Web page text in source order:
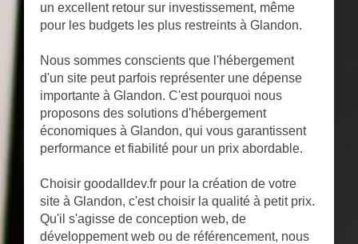
un excellent retour sur investissement, même
pour les budgets les plus restreints à Glandon.
Nous sommes conscients que l'hébergement
d'un site peut parfois représenter une dépense
importante à Glandon. C'est pourquoi nous
proposons des solutions d'hébergement
économiques à Glandon, qui vous garantissent
performance et fiabilité pour un prix abordable.
Choisir goodalldev.fr pour la création de votre
site à Glandon, c'est choisir la qualité à petit prix.
Qu'il s'agisse de conception web, de
développement web ou de référencement, nous